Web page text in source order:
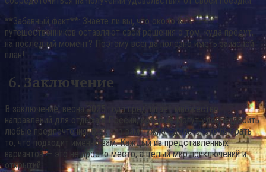
**Забавный факт**: Знаете ли вы, что около 80%
путешественников оставляют свои решения о том, куда поедут,
на последний момент? Поэтому всегда полезно иметь запасной
план!
6. Заключение
В заключение, весна 2025 года предлагает множество
направлений для отдыха в России, которые могут удовлетворить
любые предпочтения. Все, что вам нужно сделать, это выбрать
то, что подходит именно вам. Каждый из представленных
вариантов — это не просто место, а целый мир приключений и
открытий.